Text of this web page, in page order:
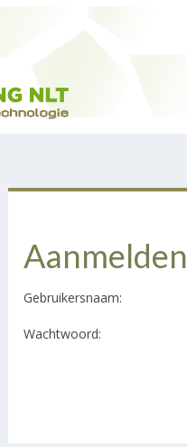
Aanmelden
Gebruikersnaam:
Wachtwoord: